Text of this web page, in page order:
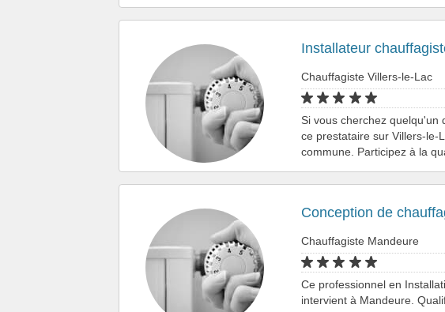
Installateur
Chauffagiste Villers-le-Lac
Si vous cherchez quelqu'un
ce prestataire sur Villers-le-
commune. Participez à la
Conception de
Chauffagiste Mandeure
Ce professionnel en
intervient à Mandeure.